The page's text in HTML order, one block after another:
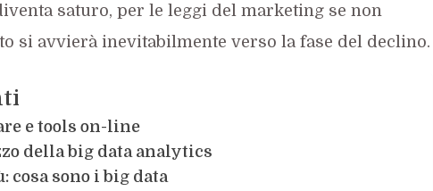
saturo, per le leggi del marketing se non
si avvierà inevitabilmente verso la fase del declino.
e tools on-line
della big data analytics
cosa sono i big data